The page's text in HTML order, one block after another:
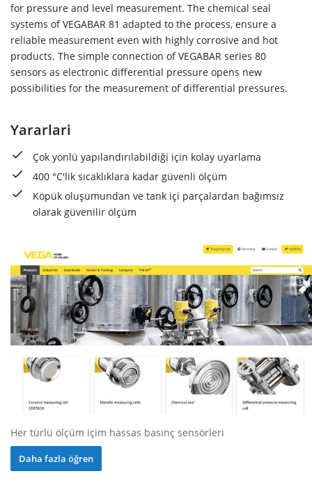
for pressure and level measurement. The chemical seal
systems of VEGABAR 81 adapted to the process, ensure a
reliable measurement even with highly corrosive and hot
products. The simple connection of VEGABAR series 80
sensors as electronic differential pressure opens new
possibilities for the measurement of differential pressures.
Yararlari
Çok yönlü yapılandırılabildiği için kolay uyarlama
400 °C'lik sıcaklıklara kadar güvenli ölçüm
Köpük oluşumundan ve tank içi parçalardan bağımsız
olarak güvenilir ölçüm
Her türlü ölçüm içim hassas basınç sensörleri
Daha fazla öğren